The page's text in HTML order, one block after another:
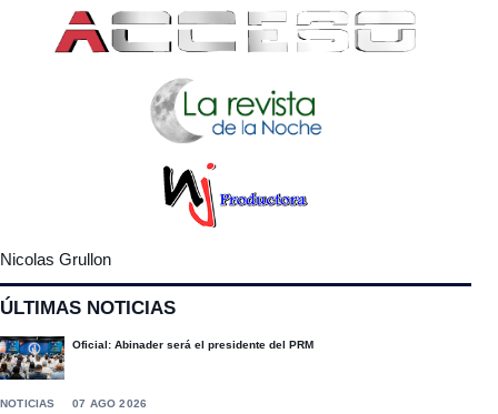
Nicolas Grullon
ÚLTIMAS NOTICIAS
Oficial: Abinader será el presidente del PRM
NOTICIAS 07 AGO 2026